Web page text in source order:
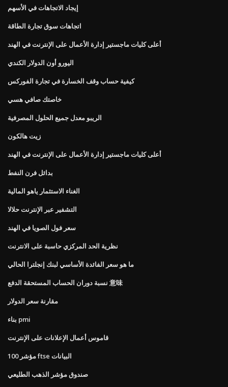
إيجاد الاتجاهات في الأسهم
اتجاهات سوق تجارة الطاقة
أعلى كليات ماجستير إدارة الأعمال على الإنترنت في الهند
اليورو أون الدولار الكندي
كيفية حساب وقف الخسارة في تجارة الفوركس
خاصتك صافي هسي
الريبو معدل جميع الحلول المصرفية
زيت هالكون
أعلى كليات ماجستير إدارة الأعمال على الإنترنت في الهند
بدائل فرن النفط
الغناء الاستثمار ياهو المالية
التشفير عبر الإنترنت حلالا
سعر فول الصويا في الهند
نظرية الحد المركزي حاسبة على الانترنت
ما هو سعر الفائدة الأساسي لبنك إنجلترا الحالي
نسبة دوران الحساب المستحقة الدفع 意味
مقارنة سعر الدولار
بناء pmi
قاموس أعمال الإعلانات على الإنترنت
مؤشر 100 ftse البيانات
صندوق مؤشر الذهب الطليعي